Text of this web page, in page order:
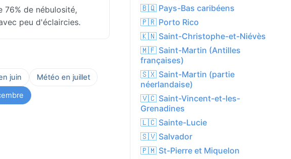
76% de nébulosité,
peu d'éclaircies.
juin
Météo en juillet
🇧🇶 Pays-Bas caribéens
🇵🇷 Porto Rico
🇰🇳 Saint-Christophe-et-Niévès
🇲🇫 Saint-Martin (Antilles
françaises)
🇸🇽 Saint-Martin (partie
néerlandaise)
🇻🇨 Saint-Vincent-et-les-
Grenadines
🇱🇨 Sainte-Lucie
🇸🇻 Salvador
🇵🇲 St-Pierre et Miquelon